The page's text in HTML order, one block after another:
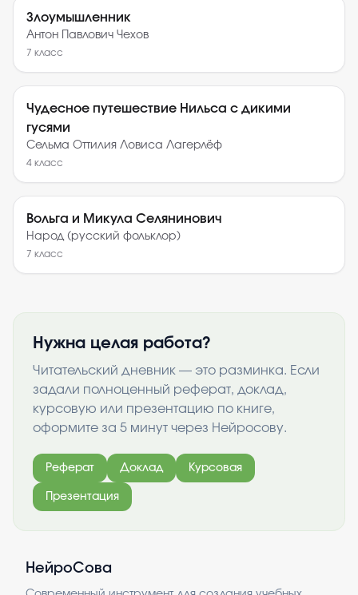
Злоумышленник
Антон Павлович Чехов
7 класс
Чудесное путешествие Нильса с дикими
гусями
Сельма Оттилия Ловиса Лагерлёф
4 класс
Вольга и Микула Селянинович
Народ (русский фольклор)
7 класс
Нужна целая работа?
Читательский дневник — это разминка. Если
задали полноценный реферат, доклад,
курсовую или презентацию по книге,
оформите за 5 минут через Нейросову.
Реферат Доклад Курсовая
Презентация
НейроСова